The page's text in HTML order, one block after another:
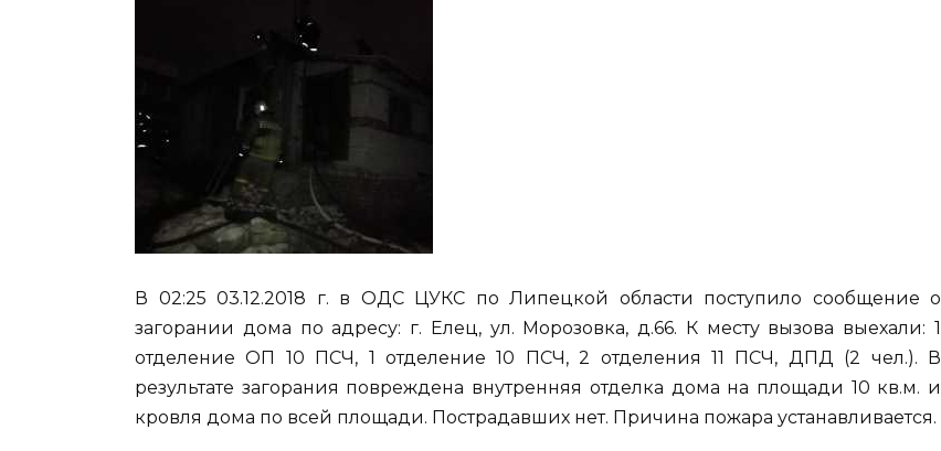
В 02:25 03.12.2018 г. в ОДС ЦУКС по Липецкой области поступило сообщение о
загорании дома по адресу: г. Елец, ул. Морозовка, д.66. К месту вызова выехали: 1
отделение ОП 10 ПСЧ, 1 отделение 10 ПСЧ, 2 отделения 11 ПСЧ, ДПД (2 чел.). В
результате загорания повреждена внутренняя отделка дома на площади 10 кв.м. и
кровля дома по всей площади. Пострадавших нет. Причина пожара устанавливается.